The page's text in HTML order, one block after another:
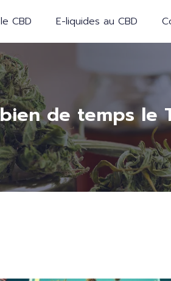
CBD E-liquides au CBD
de temps le